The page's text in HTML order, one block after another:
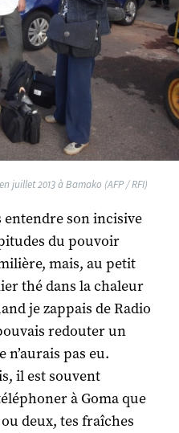
juillet 2013 à Bamako (AFP / RFI)
entendre son incisive
du pouvoir
mais, au petit
thé dans la chaleur
je zappais de Radio
redouter un
n’aurais pas eu.
il est souvent
à Goma que
deux, tes fraîches